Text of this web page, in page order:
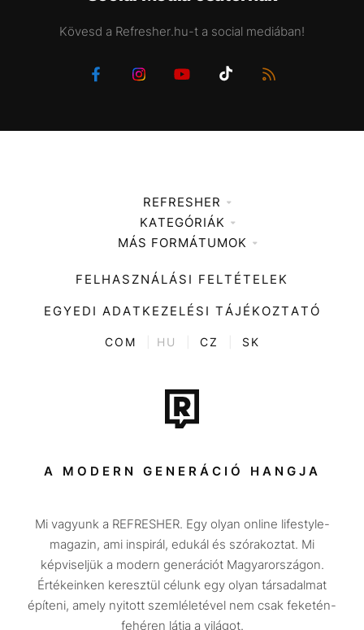
Kövesd a Refresher.hu-t a social mediában!
REFRESHER
Médiaajánlat
KATEGÓRIÁK
Zene
Divat
Kultúra
ENTR
Tech-Tudomány
Sport
Társadalom
Utazás
Életmód
Design
Beszélgetések
MÁS FORMÁTUMOK
FELHASZNÁLÁSI FELTÉTELEK
EGYEDI ADATKEZELÉSI TÁJÉKOZTATÓ
COM HU CZ SK
A MODERN GENERÁCIÓ HANGJA
Mi vagyunk a REFRESHER. Egy olyan online lifestyle-
magazin, ami inspirál, edukál és szórakoztat. Mi
képviseljük a modern generációt Magyarországon.
Értékeinken keresztül célunk egy olyan társadalmat
építeni, amely nyitott szemléletével nem csak feketén-
fehéren látja a világot.